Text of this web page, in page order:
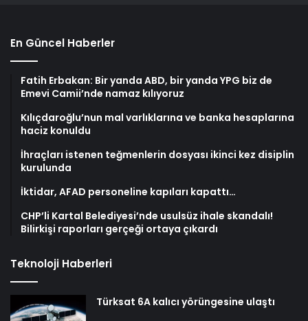
En Güncel Haberler
Fatih Erbakan: Bir yanda ABD, bir yanda YPG biz de
Emevi Camii’nde namaz kılıyoruz
Kılıçdaroğlu’nun mal varlıklarına ve banka hesaplarına
haciz konuldu
İhraçları istenen teğmenlerin dosyası ikinci kez disiplin
kurulunda
İktidar, AFAD personeline kapıları kapattı…
CHP’li Kartal Belediyesi’nde usulsüz ihale skandalı!
Bilirkişi raporları gerçeği ortaya çıkardı
Teknoloji Haberleri
Türksat 6A kalıcı yörüngesine ulaştı